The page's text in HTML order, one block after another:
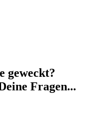
geweckt?
Fragen...